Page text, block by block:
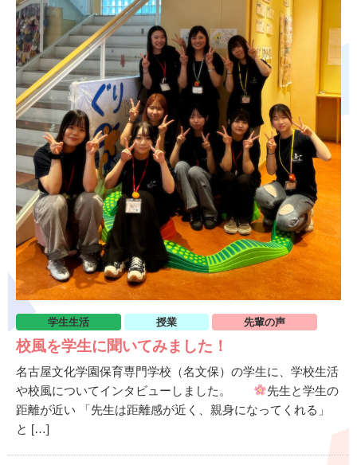
学生生活 授業 先輩の声
校風を学生に聞いてみました！
名古屋文化学園保育専門学校（名文保）の学生に、学校生活
や校風についてインタビューしました。
先生と学生の
距離が近い 「先生は距離感が近く、親身になってくれる」
と […]